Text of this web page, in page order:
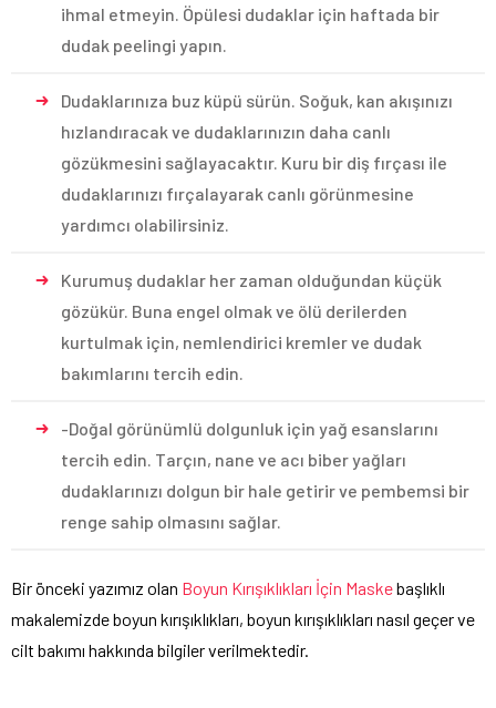
ihmal etmeyin. Öpülesi dudaklar için haftada bir
dudak peelingi yapın.
Dudaklarınıza buz küpü sürün. Soğuk, kan akışınızı
hızlandıracak ve dudaklarınızın daha canlı
gözükmesini sağlayacaktır. Kuru bir diş fırçası ile
dudaklarınızı fırçalayarak canlı görünmesine
yardımcı olabilirsiniz.
Kurumuş dudaklar her zaman olduğundan küçük
gözükür. Buna engel olmak ve ölü derilerden
kurtulmak için, nemlendirici kremler ve dudak
bakımlarını tercih edin.
-Doğal görünümlü dolgunluk için yağ esanslarını
tercih edin. Tarçın, nane ve acı biber yağları
dudaklarınızı dolgun bir hale getirir ve pembemsi bir
renge sahip olmasını sağlar.
Bir önceki yazımız olan Boyun Kırışıklıkları İçin Maskebaşlıklı
makalemizde boyun kırışıklıkları, boyun kırışıklıkları nasıl geçer ve
cilt bakımı hakkında bilgiler verilmektedir.